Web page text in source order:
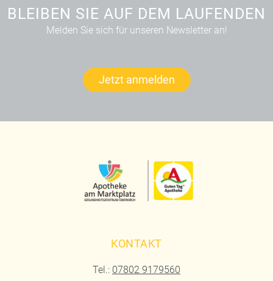
BLEIBEN SIE AUF DEM LAUFENDEN
Melden Sie sich für unseren Newsletter an!
Jetzt anmelden
KONTAKT
Tel.: 07802 9179560